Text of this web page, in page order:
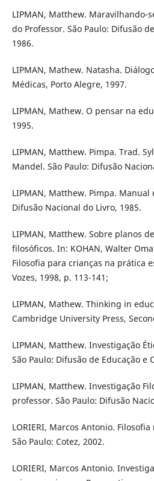
LIPMAN, Matthew. Maravilhando-
do Professor. São Paulo: Difusão
1986.
LIPMAN, Mathew. Natasha.
Médicas, Porto Alegre, 1997.
LIPMAN, Mathew. O pensar na
1995.
LIPMAN, Matthew. Pimpa. Trad.
Mandel. São Paulo: Difusão
LIPMAN, Matthew. Pimpa. Manual
Difusão Nacional do Livro, 1985.
LIPMAN, Matthew. Sobre planos
filosóficos. In: KOHAN, Walter
Filosofia para crianças na prática
Vozes, 1998, p. 113-141;
LIPMAN, Mathew. Thinking in
Cambridge University Press,
LIPMAN, Matthew. Investigação
São Paulo: Difusão de Educação e
LIPMAN, Matthew. Investigação
professor. São Paulo: Difusão
LORIERI, Marcos Antonio.
São Paulo: Cotez, 2002.
LORIERI, Marcos Antonio.